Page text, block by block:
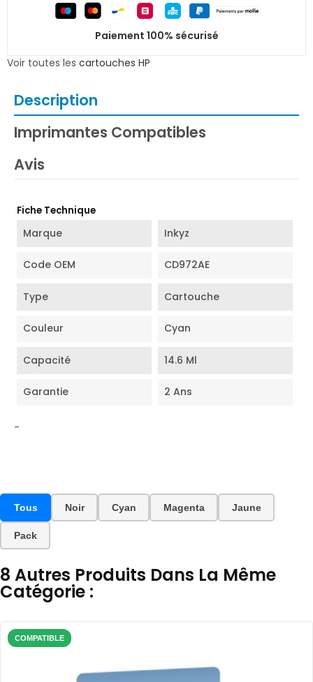
Paiement 100% sécurisé
Voir toutes les cartouches HP
Description
Imprimantes Compatibles
Avis
Fiche Technique
Marque Inkyz
Code OEM CD972AE
Type Cartouche
Couleur Cyan
Capacité 14.6 Ml
Garantie 2 Ans
-
Tous Noir Cyan Magenta Jaune
Pack
8 Autres Produits Dans La Même
Catégorie :
COMPATIBLE